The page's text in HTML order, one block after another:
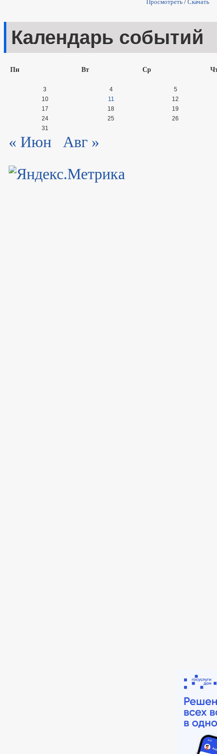
Просмотреть / Скачать
Календарь событий
Пн Вт Ср
3 4
5
10
11
12
17
18
19
24
25
26
31
« Июн Авг »